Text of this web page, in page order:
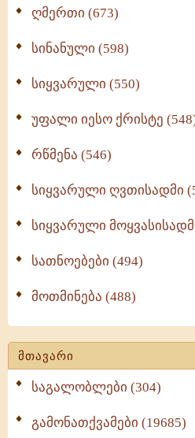
ღმერთი (673)
სინანული (598)
სიყვარული (550)
უფალი იესო ქრისტე
რწმენა (546)
სიყვარული ღვთისადმი
სიყვარული
სათნოებები (494)
მოთმინება (488)
მთავარი
საგალობლები (304)
გამონათქვამები (19685)